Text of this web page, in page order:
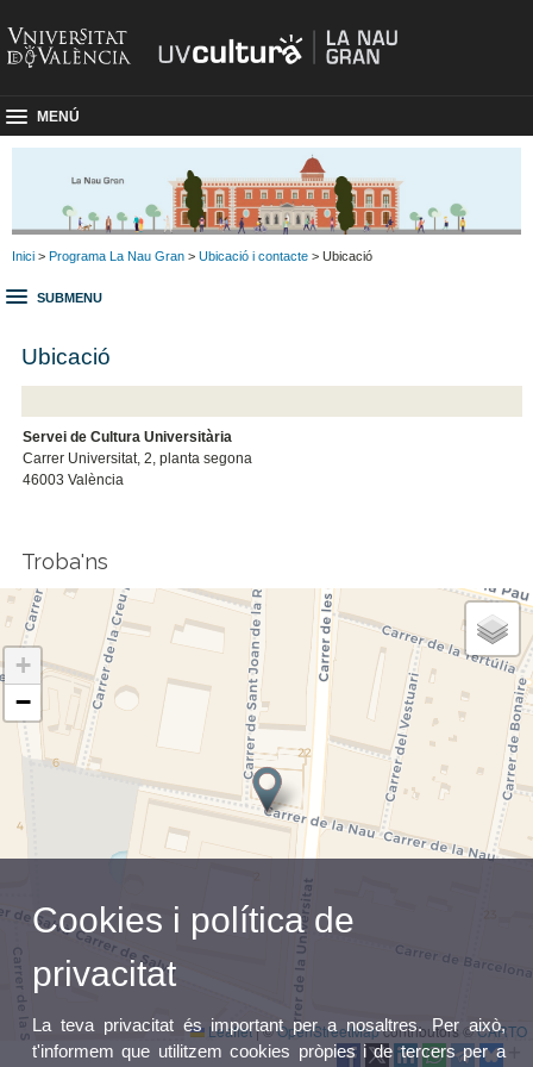
MENÚ
Inici > Programa La Nau Gran > Ubicació i contacte > Ubicació
SUBMENU
Ubicació
Servei de Cultura Universitària
Carrer Universitat, 2, planta segona
46003 València
Troba'ns
+
−
Leaflet|©OpenStreetMapcontributors ©CARTO
Cookies i política de
privacitat
La teva privacitat és important per a nosaltres. Per això,
t'informem que utilitzem cookies pròpies i de tercers per a